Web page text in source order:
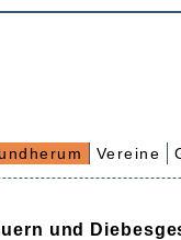
Vereine
und